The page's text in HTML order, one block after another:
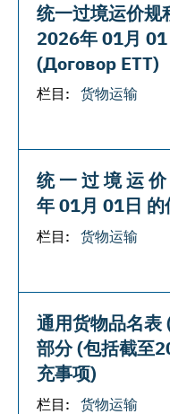
统一过境运价规
2026年 01月 01
(Договор ЕТТ)
栏目: 货物运输
统 一 过 境 运
年 01月 01日
栏目: 货物运输
通用货物品名表
部分 (包括截至
充事项)
栏目: 货物运输